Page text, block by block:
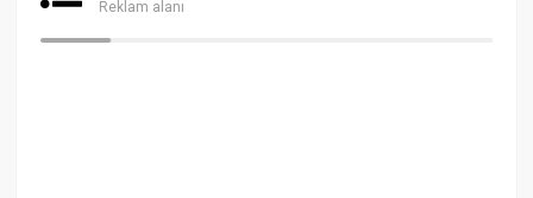
Reklam alanı